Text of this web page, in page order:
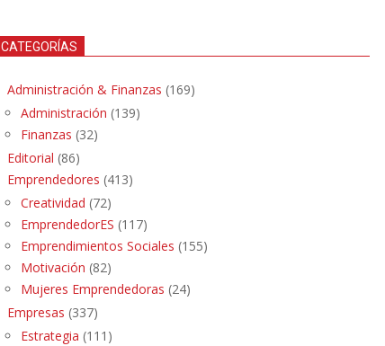
CATEGORÍAS
Administración & Finanzas (169)
Administración (139)
Finanzas (32)
Editorial (86)
Emprendedores (413)
Creatividad (72)
EmprendedorES (117)
Emprendimientos Sociales (155)
Motivación (82)
Mujeres Emprendedoras (24)
Empresas (337)
Estrategia (111)